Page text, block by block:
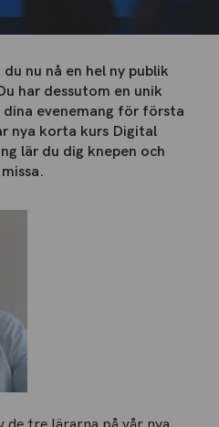
nu nå en hel ny publik
har dessutom en unik
evenemang för första
nya korta kurs Digital
lär du dig knepen och